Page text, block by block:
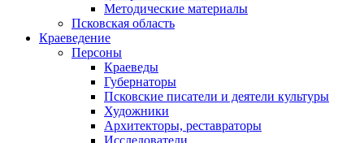
Методические материалы
Псковская область
Краеведение
Персоны
Краеведы
Губернаторы
Псковские писатели и деятели культуры
Художники
Архитекторы, реставраторы
Исследователи